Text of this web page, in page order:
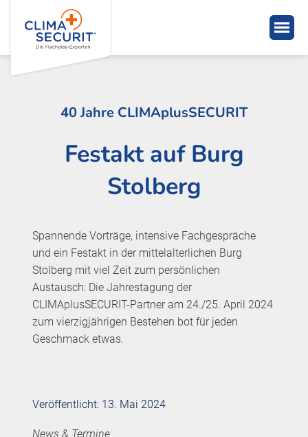
40 Jahre CLIMAplusSECURIT
Festakt auf Burg
Stolberg
Spannende Vorträge, intensive Fachgespräche
und ein Festakt in der mittelalterlichen Burg
Stolberg mit viel Zeit zum persönlichen
Austausch: Die Jahrestagung der
CLIMAplusSECURIT-Partner am 24./25. April 2024
zum vierzigjährigen Bestehen bot für jeden
Geschmack etwas.
Veröffentlicht: 13. Mai 2024
News & Termine